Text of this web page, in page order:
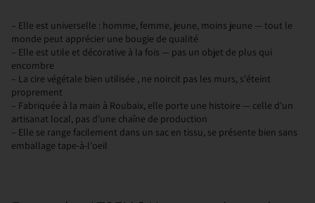
– Elle est universelle : homme, femme, jeune, moins jeune — tout le
monde peut apprécier une bougie de qualité
– Elle est utile et décorative à la fois — pas un objet de plus qui
encombre
– La cire végétale bien utilisée , ne noircit pas les murs, s'éteint
proprement
– Fabriquée à la main à Roubaix, elle porte une histoire — celle d'un
artisanat local, pas d'une chaîne de production
– Elle se range facilement dans un sac en tissu, se présente bien sans
emballage tape-à-l'oeil